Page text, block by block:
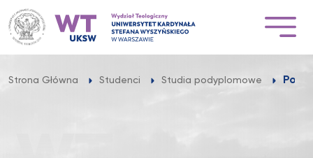
Przejdź
do
treści
Strona Główna Studenci Studia podyplomowe